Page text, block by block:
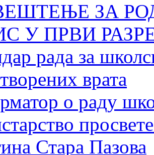
ЗА
У ПРВИ
рада за
врата
о раду
Стара Пазова